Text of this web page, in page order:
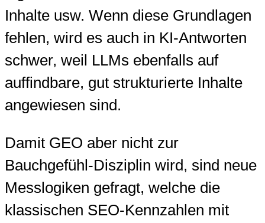
Inhalte usw. Wenn diese Grundlagen
fehlen, wird es auch in KI-Antworten
schwer, weil LLMs ebenfalls auf
auffindbare, gut strukturierte Inhalte
angewiesen sind.
Damit GEO aber nicht zur
Bauchgefühl-Disziplin wird, sind neue
Messlogiken gefragt, welche die
klassischen SEO-Kennzahlen mit